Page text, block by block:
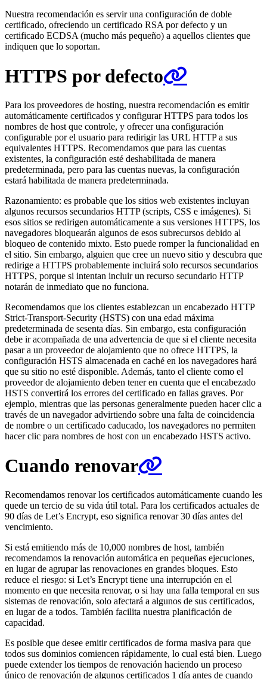
Nuestra recomendación es servir una configuración de doble
certificado, ofreciendo un certificado RSA por defecto y un
certificado ECDSA (mucho más pequeño) a aquellos clientes que
indiquen que lo soportan.
HTTPS por defecto
Para los proveedores de hosting, nuestra recomendación es emitir
automáticamente certificados y configurar HTTPS para todos los
nombres de host que controle, y ofrecer una configuración
configurable por el usuario para redirigir las URL HTTP a sus
equivalentes HTTPS. Recomendamos que para las cuentas
existentes, la configuración esté deshabilitada de manera
predeterminada, pero para las cuentas nuevas, la configuración
estará habilitada de manera predeterminada.
Razonamiento: es probable que los sitios web existentes incluyan
algunos recursos secundarios HTTP (scripts, CSS e imágenes). Si
esos sitios se redirigen automáticamente a sus versiones HTTPS, los
navegadores bloquearán algunos de esos subrecursos debido al
bloqueo de contenido mixto. Esto puede romper la funcionalidad en
el sitio. Sin embargo, alguien que cree un nuevo sitio y descubra que
redirige a HTTPS probablemente incluirá solo recursos secundarios
HTTPS, porque si intentan incluir un recurso secundario HTTP
notarán de inmediato que no funciona.
Recomendamos que los clientes establezcan un encabezado HTTP
Strict-Transport-Security (HSTS) con una edad máxima
predeterminada de sesenta días. Sin embargo, esta configuración
debe ir acompañada de una advertencia de que si el cliente necesita
pasar a un proveedor de alojamiento que no ofrece HTTPS, la
configuración HSTS almacenada en caché en los navegadores hará
que su sitio no esté disponible. Además, tanto el cliente como el
proveedor de alojamiento deben tener en cuenta que el encabezado
HSTS convertirá los errores del certificado en fallas graves. Por
ejemplo, mientras que las personas generalmente pueden hacer clic a
través de un navegador advirtiendo sobre una falta de coincidencia
de nombre o un certificado caducado, los navegadores no permiten
hacer clic para nombres de host con un encabezado HSTS activo.
Cuando renovar
Recomendamos renovar los certificados automáticamente cuando les
quede un tercio de su vida útil total. Para los certificados actuales de
90 días de Let’s Encrypt, eso significa renovar 30 días antes del
vencimiento.
Si está emitiendo más de 10,000 nombres de host, también
recomendamos la renovación automática en pequeñas ejecuciones,
en lugar de agrupar las renovaciones en grandes bloques. Esto
reduce el riesgo: si Let’s Encrypt tiene una interrupción en el
momento en que necesita renovar, o si hay una falla temporal en sus
sistemas de renovación, solo afectará a algunos de sus certificados,
en lugar de a todos. También facilita nuestra planificación de
capacidad.
Es posible que desee emitir certificados de forma masiva para que
todos sus dominios comiencen rápidamente, lo cual está bien. Luego
puede extender los tiempos de renovación haciendo un proceso
único de renovación de algunos certificados 1 día antes de cuando